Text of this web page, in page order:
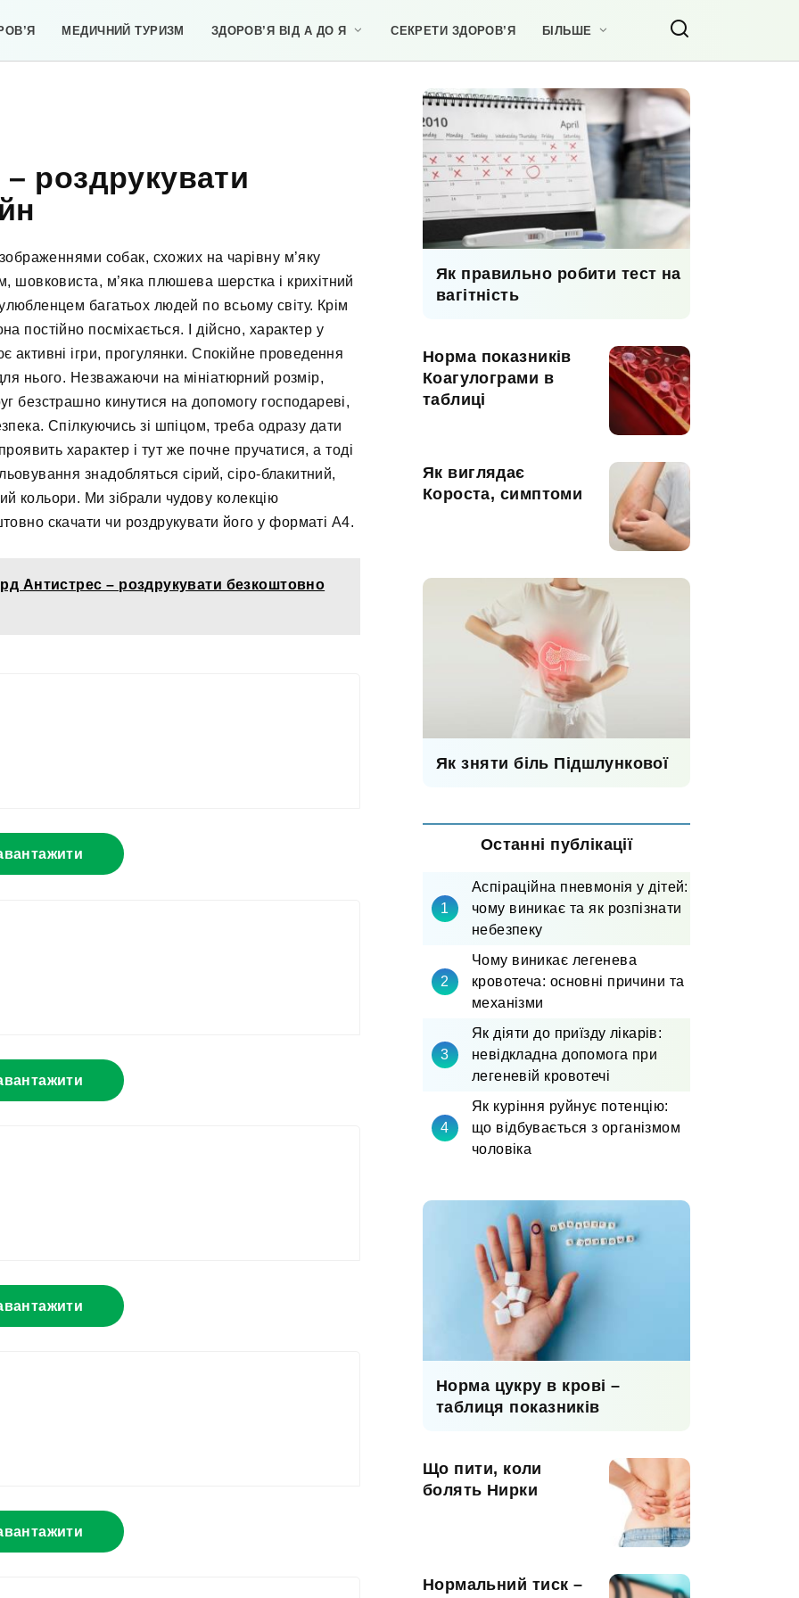
МЕДИЧНИЙ ТУРИЗМ ЗДОРОВ’Я ВІД А ДО Я СЕКРЕТИ ЗДОРОВ’Я БІЛЬШЕ
роздрукувати
собак, схожих на чарівну м’яку
шовковиста, м’яка плюшева шерстка і крихітний
багатьох людей по всьому світу. Крім
постійно посміхається. І дійсно, характер у
ігри, прогулянки. Спокійне проведення
нього. Незважаючи на мініатюрний розмір,
безстрашно кинутися на допомогу господареві,
Спілкуючись зі шпіцом, треба одразу дати
характер і тут же почне пручатися, а тоді
знадобляться сірий, сіро-блакитний,
кольори. Ми зібрали чудову колекцію
скачати чи роздрукувати його у форматі А4.
Антистрес – роздрукувати безкоштовно
Як правильно робити тест на
вагітність
Норма показників
Коагулограми в
таблиці
Як виглядає
Короста, симптоми
Як зняти біль Підшлункової
Останні публікації
Аспіраційна пневмонія у дітей:
чому виникає та як розпізнати
небезпеку
Чому виникає легенева
кровотеча: основні причини та
механізми
Як діяти до приїзду лікарів:
невідкладна допомога при
легеневій кровотечі
Як куріння руйнує потенцію:
що відбувається з організмом
чоловіка
Норма цукру в крові –
таблиця показників
Що пити, коли
болять Нирки
Нормальний тиск –